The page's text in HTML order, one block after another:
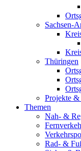
Sachsen-
Thüringen
Projekte
Themen
Nah- &
Rad- &